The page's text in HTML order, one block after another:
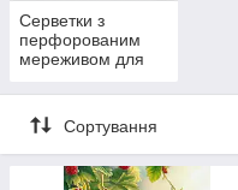
Серветки з
перфорованим
мереживом для
бісером
Сортування